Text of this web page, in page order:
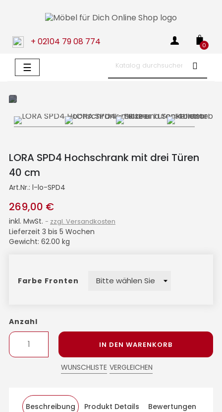
+ 02104 79 08 774 0
Umschalten
der
☰
LORA SPD4 Hochschrank mit drei Türen
40 cm
Art.Nr.: l-lo-SPD4
269,00 €
inkl. MwSt. zzgl. Versandkosten
Lieferzeit 3 bis 5 Wochen
Gewicht: 62.00 kg
Farbe Fronten
Anzahl
IN DEN WARENKORB
WUNSCHLISTE VERGLEICHEN
Beschreibung Produkt Details Bewertungen